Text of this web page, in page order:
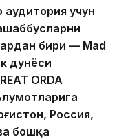
учун
бири — Mad
дунёси
ORDA
Россия,
бошқа